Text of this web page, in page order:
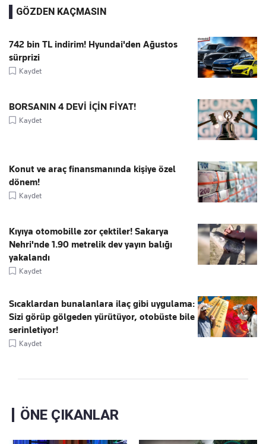
GÖZDEN KAÇMASIN
742 bin TL indirim! Hyundai'den Ağustos
sürprizi
Kaydet
BORSANIN 4 DEVİ İÇİN FİYAT!
Kaydet
Konut ve araç finansmanında kişiye özel
dönem!
Kaydet
Kıyıya otomobille zor çektiler! Sakarya
Nehri'nde 1.90 metrelik dev yayın balığı
yakalandı
Kaydet
Sıcaklardan bunalanlara ilaç gibi uygulama:
Sizi görüp gölgeden yürütüyor, otobüste bile
serinletiyor!
Kaydet
ÖNE ÇIKANLAR